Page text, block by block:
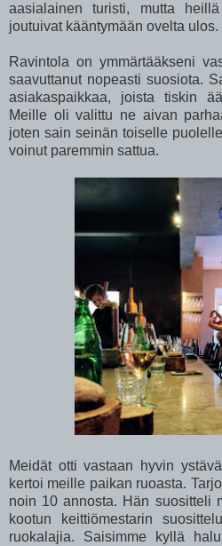
aasialainen turisti, mutta
joutuivat kääntymään ovelta ulos.
Ravintola on ymmärtääkseni
saavuttanut nopeasti suosiota.
asiakaspaikkaa, joista tiskin
Meille oli valittu ne aivan
joten sain seinän toiselle
voinut paremmin sattua.
Meidät otti vastaan hyvin
kertoi meille paikan ruoasta.
noin 10 annosta. Hän suositteli
kootun keittiömestarin
ruokalajia. Saisimme kyllä